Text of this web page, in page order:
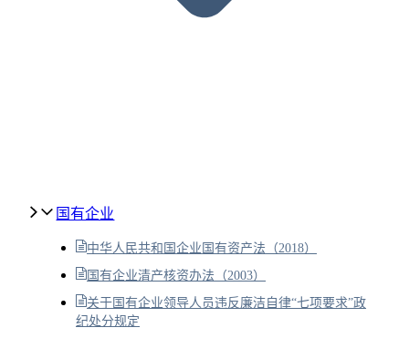
国有企业
中华人民共和国企业国有资产法（2018）
国有企业清产核资办法（2003）
关于国有企业领导人员违反廉洁自律“七项要求”政
纪处分规定